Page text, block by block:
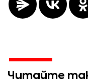
Читайте